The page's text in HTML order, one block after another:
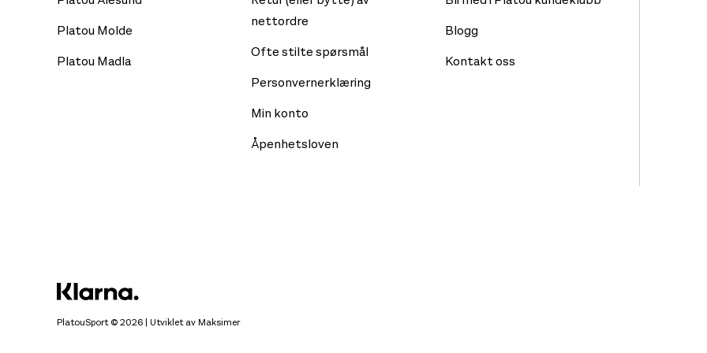
Platou Molde
Platou Madla
nettordre
Ofte stilte spørsmål
Personvernerklæring
Min konto
Åpenhetsloven
Blogg
Kontakt oss
PlatouSport © 2026 | Utviklet avMaksimer